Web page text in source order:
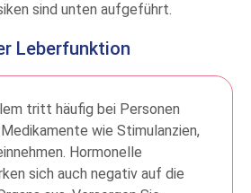
sind unten aufgeführt.
Leberfunktion
tritt häufig bei Personen
wie Stimulanzien,
Hormonelle
sich auch negativ auf die